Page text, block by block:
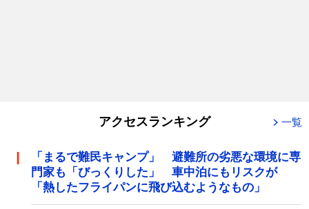
アクセスランキング 一覧
「まるで難民キャンプ」 避難所の劣悪な環境に専
門家も「びっくりした」 車中泊にもリスクが
「熱したフライパンに飛び込むようなもの」